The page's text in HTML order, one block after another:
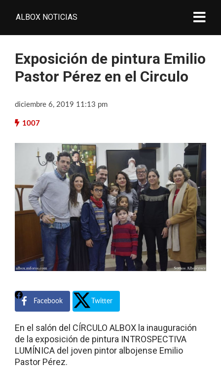
ALBOX NOTICIAS
Exposición de pintura Emilio
Pastor Pérez en el Circulo
diciembre 6, 2019 11:13 pm
1007
Facebook Twitter
En el salón del CÍRCULO ALBOX la inauguración
de la exposición de pintura INTROSPECTIVA
LUMÍNICA del joven pintor albojense Emilio
Pastor Pérez.